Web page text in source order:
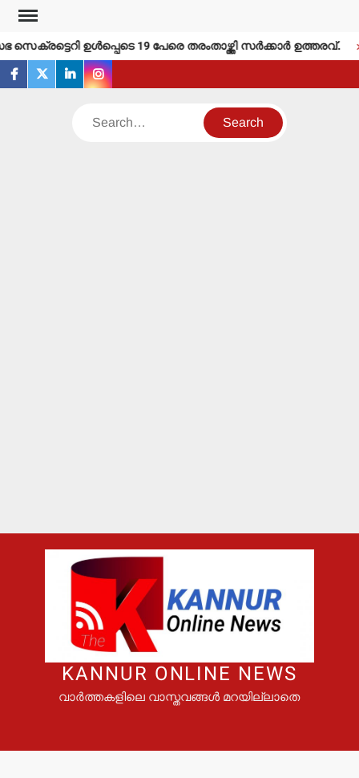
Skip
content
ഉള്‍പ്പെടെ 19 പേരെ തരംതാഴ്ത്തി സര്‍ക്കാര്‍ ഉത്തരവ്.
facebook
twitterlinkedininstagram
Search
KANNUR ONLINE NEWS
വാർത്തകളിലെ വാസ്തവങ്ങൾ മറയില്ലാതെ